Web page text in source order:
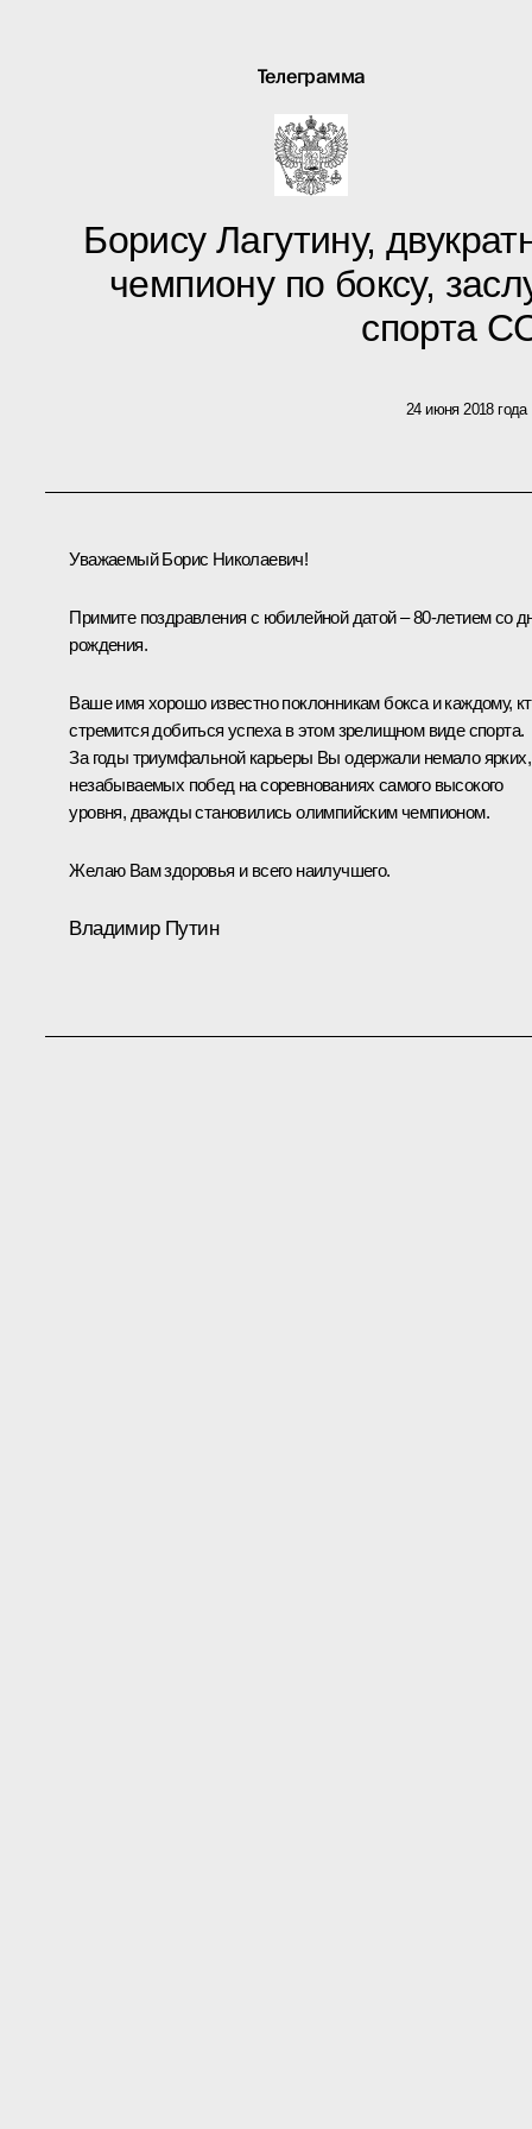
Телеграмма
Борису Лагутину,
чемпиону по боксу,
спорта
24 июня 2018 года
Уважаемый Борис Николаевич!
Примите поздравления с юбилейной датой – 80-летием со
рождения.
Ваше имя хорошо известно поклонникам бокса и каждому,
стремится добиться успеха в этом зрелищном виде спорта.
За годы триумфальной карьеры Вы одержали немало ярких,
незабываемых побед на соревнованиях самого высокого
уровня, дважды становились олимпийским чемпионом.
Желаю Вам здоровья и всего наилучшего.
Владимир Путин